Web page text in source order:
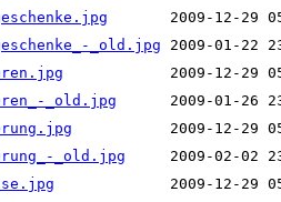
_old.jpg
_old.jpg
_old.jpg